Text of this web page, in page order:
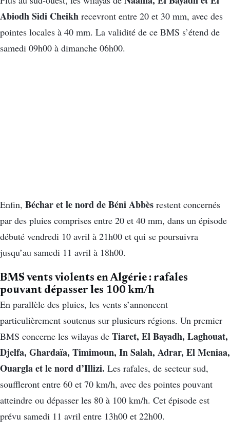
Abiodh Sidi Cheikh recevront entre 20 et 30 mm, avec des
pointes locales à 40 mm. La validité de ce BMS s’étend de
samedi 09h00 à dimanche 06h00.
Enfin, Béchar et le nord de Béni Abbès restent concernés
par des pluies comprises entre 20 et 40 mm, dans un épisode
débuté vendredi 10 avril à 21h00 et qui se poursuivra
jusqu’au samedi 11 avril à 18h00.
BMS vents violents en Algérie : rafales
pouvant dépasser les 100 km/h
En parallèle des pluies, les vents s’annoncent
particulièrement soutenus sur plusieurs régions. Un premier
BMS concerne les wilayas de Tiaret, El Bayadh, Laghouat,
Djelfa, Ghardaïa, Timimoun, In Salah, Adrar, El Meniaa,
Ouargla et le nord d’Illizi. Les rafales, de secteur sud,
souffleront entre 60 et 70 km/h, avec des pointes pouvant
atteindre ou dépasser les 80 à 100 km/h. Cet épisode est
prévu samedi 11 avril entre 13h00 et 22h00.